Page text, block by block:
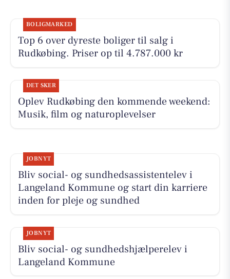
BOLIGMARKED
Top 6 over dyreste boliger til salg i
Rudkøbing. Priser op til 4.787.000 kr
DET SKER
Oplev Rudkøbing den kommende weekend:
Musik, film og naturoplevelser
JOBNYT
Bliv social- og sundhedsassistentelev i
Langeland Kommune og start din karriere
inden for pleje og sundhed
JOBNYT
Bliv social- og sundhedshjælperelev i
Langeland Kommune